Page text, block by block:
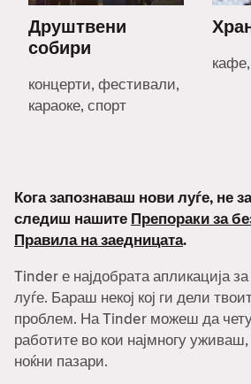
Друштвени
собири
концерти, фестивали,
караоке, спорт
Кога запознаваш нови луѓе, не
следиш нашите Препораки за
Правила на заедницата.
Tinder е најдобрата апликација
луѓе. Бараш некој кој ги дели
проблем. На Tinder можеш да
работите во кои најмногу
ноќни пазари.